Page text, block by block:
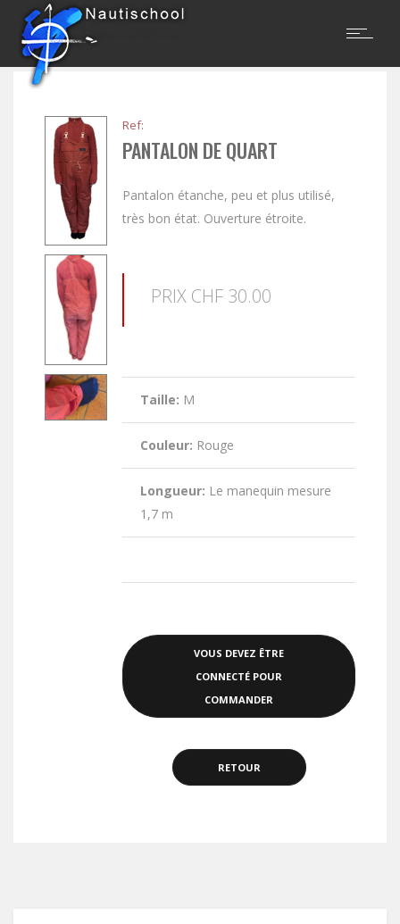
Ref:
PANTALON DE QUART
Pantalon étanche, peu et plus utilisé,
très bon état. Ouverture étroite.
PRIX CHF 30.00
Taille: M
Couleur: Rouge
Longueur: Le manequin mesure
1,7 m
VOUS DEVEZ ÊTRE
CONNECTÉ POUR
COMMANDER
RETOUR